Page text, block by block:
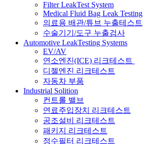
Filter LeakTest System
Medical Fluid Bag Leak Testing
의료용 배관/튜브 누출테스트
수술기기/도구 누출검사
Automotive LeakTesting Systems
EV/AV
연소엔진(ICE) 리크테스트
디젤엔진 리크테스트
자동차 부품
Industrial Solition
컨트롤 밸브
연료주입장치 리크테스트
공조설비 리크테스트
패키지 리크테스트
정수필터 리크테스트